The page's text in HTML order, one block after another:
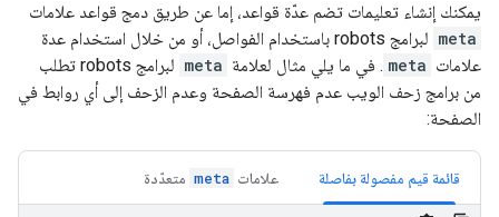
يمكنك إنشاء تعليمات تضم عدّة قواعد، إما عن طريق دمج قواعد علامات
meta لبرامج robots باستخدام الفواصل، أو من خلال استخدام عدة
علامات meta . في ما يلي مثال لعلامة meta لبرامج robots تطلب
من برامج زحف الويب عدم فهرسة الصفحة وعدم الزحف إلى أي روابط في
الصفحة:
قائمة قيم مفصولة بفاصلة علامات meta متعدّدة